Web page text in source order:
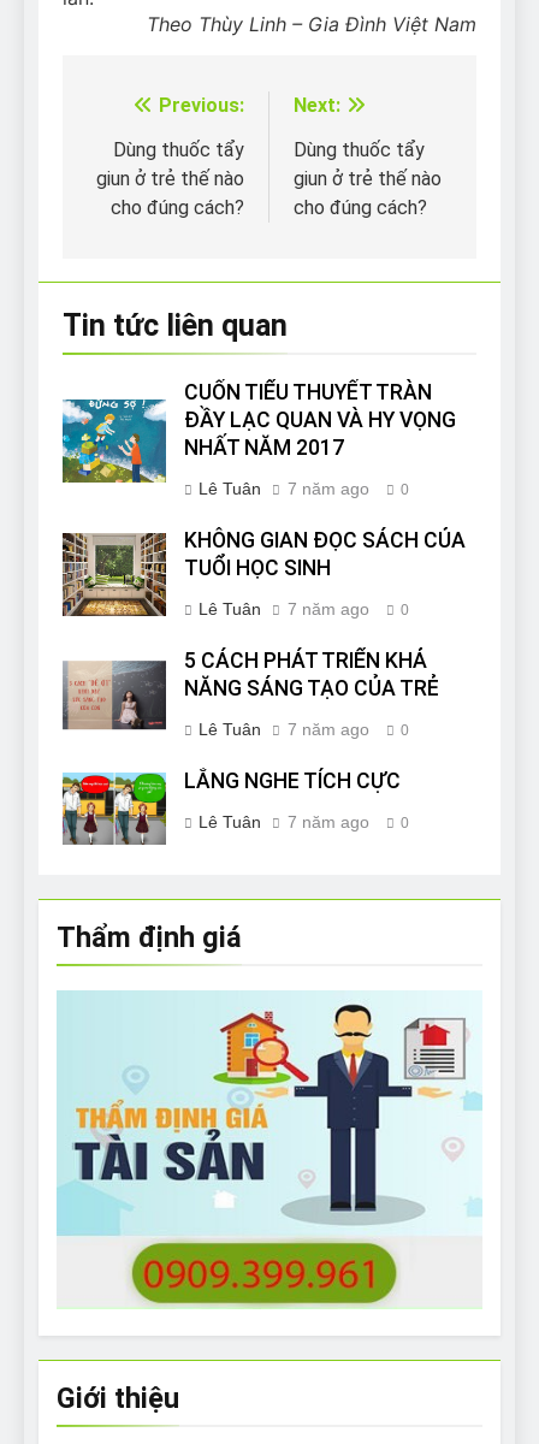
Theo Thùy Linh – Gia Đình Việt Nam
Điều
hướng
bài
Previous:
Dùng thuốc tẩy
giun ở trẻ thế nào
cho đúng cách?
Next:
Dùng thuốc tẩy
giun ở trẻ thế nào
cho đúng cách?
Tin tức liên quan
CUỐN TIỂU THUYẾT TRÀN
ĐẦY LẠC QUAN VÀ HY VỌNG
NHẤT NĂM 2017
Lê Tuân 7 năm ago 0
KHÔNG GIAN ĐỌC SÁCH CỦA
TUỔI HỌC SINH
Lê Tuân 7 năm ago 0
5 CÁCH PHÁT TRIỂN KHẢ
NĂNG SÁNG TẠO CỦA TRẺ
Lê Tuân 7 năm ago 0
LẮNG NGHE TÍCH CỰC
Lê Tuân 7 năm ago 0
Thẩm định giá
Giới thiệu